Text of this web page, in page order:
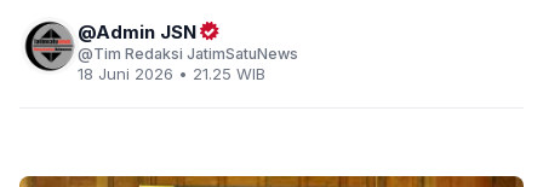
Admin JSN
Tim Redaksi JatimSatuNews
18 Juni 2026 • 21.25 WIB